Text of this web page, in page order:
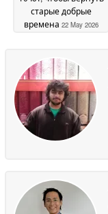
старые добрые
времена 22 May 2026